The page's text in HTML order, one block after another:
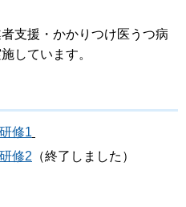
支援・かかりつけ医うつ病
しています。
修1
修2 （終了しました）